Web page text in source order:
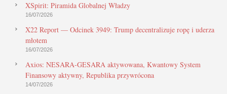
XSpirit: Piramida Globalnej Władzy
16/07/2026
X22 Report — Odcinek 3949: Trump decentralizuje ropę i uderza
młotem
16/07/2026
Axios: NESARA-GESARA aktywowana, Kwantowy System
Finansowy aktywny, Republika przywrócona
14/07/2026